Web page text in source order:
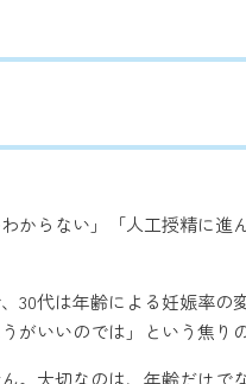
からない」「人工授精に
代は年齢による妊娠率の
いいのでは」という焦り
大切なのは、年齢だけで